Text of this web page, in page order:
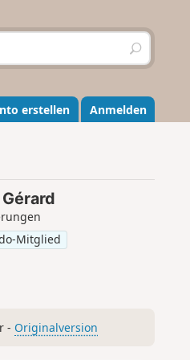
S
u
h
e
n
erstellen Anmelden
Gérard
Mitglied
- Originalversion